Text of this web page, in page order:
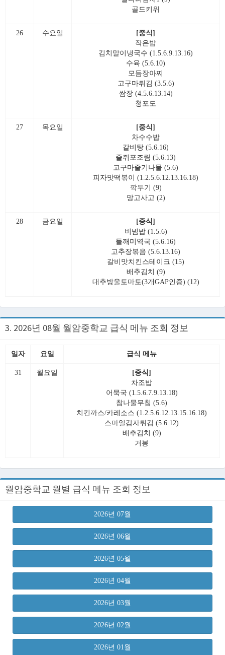
골드키위
26 수요일
[중식]
작은밥
김치말이냉국수 (1.5.6.9.13.16)
수육 (5.6.10)
모듬장아찌
고구마튀김 (3.5.6)
쌈장 (4.5.6.13.14)
청포도
27 목요일
[중식]
차수수밥
갈비탕 (5.6.16)
줄쥐포조림 (5.6.13)
고구마줄기나물 (5.6)
피자맛떡볶이 (1.2.5.6.12.13.16.18)
깍두기 (9)
망고사고 (2)
28 금요일
[중식]
비빔밥 (1.5.6)
들깨미역국 (5.6.16)
고추장볶음 (5.6.13.16)
갈비맛치킨스테이크 (15)
배추김치 (9)
대추방울토마토(3개GAP인증) (12)
3. 2026년 08월 월암중학교 급식 메뉴 조회 정보
일자 요일 급식 메뉴
31 월요일
[중식]
차조밥
어묵국 (1.5.6.7.9.13.18)
참나물무침 (5.6)
치킨까스/카레소스 (1.2.5.6.12.13.15.16.18)
스마일감자튀김 (5.6.12)
배추김치 (9)
거봉
월암중학교 월별 급식 메뉴 조회 정보
2026년 07월
2026년 06월
2026년 05월
2026년 04월
2026년 03월
2026년 02월
2026년 01월